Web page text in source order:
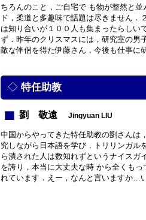
ちろんのこと，ご自宅で も物が整然と
ド，柔道と多趣味で話題は尽きません
は知り合いが１００人も集まったらしい
ず．昨年のクリスマスには，研究室の男
敵な伴侶を得た伊藤さん，今後も仕事に
特任助教
劉 敬遠 Jingyuan LIU
中国からやってきた特任助教の劉さんは
究しながら日本語を学び，トリリンガル
ら潰された人は数知れずというナイス
を誇り，本当に大丈夫な時 から全くも
れています．えー，なんと言いますか…